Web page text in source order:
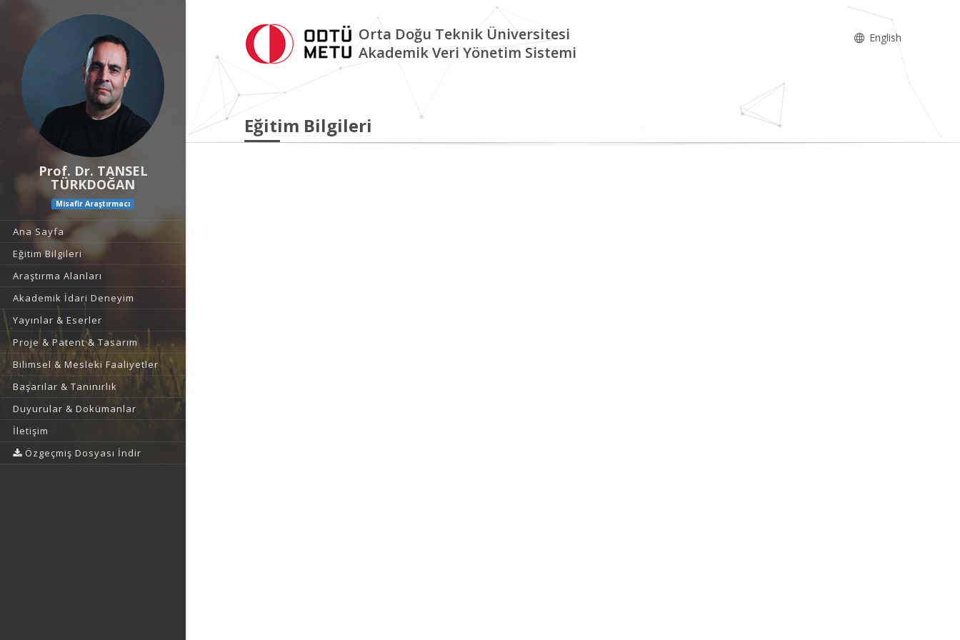
Prof. Dr. TANSEL
TÜRKDOĞAN
Misafir Araştırmacı
Ana Sayfa
Eğitim Bilgileri
Araştırma Alanları
Akademik İdari Deneyim
Yayınlar & Eserler
Proje & Patent & Tasarım
Bilimsel & Mesleki Faaliyetler
Başarılar & Tanınırlık
Duyurular & Dokümanlar
İletişim
Özgeçmiş Dosyası İndir
Orta Doğu Teknik Üniversitesi
Akademik Veri Yönetim Sistemi
English
Eğitim Bilgileri